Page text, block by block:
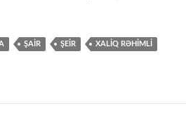
ŞAİR ŞEİR XALİQ RƏHİMLİ